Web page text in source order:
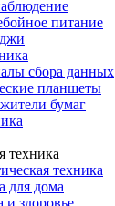
питание
сбора данных
планшеты
бумаг
техника
техника
для дома
и здоровье